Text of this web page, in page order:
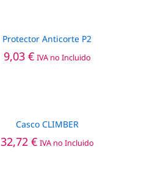
Protector Anticorte P2
9,03 € IVA no Incluido
Casco CLIMBER
32,72 € IVA no Incluido